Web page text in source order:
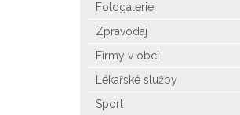
Fotogalerie
Zpravodaj
Firmy v obci
Lékařské služby
Sport